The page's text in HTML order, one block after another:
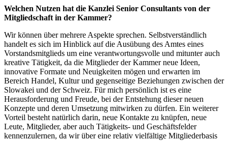
Welchen Nutzen hat die Kanzlei Senior Consultants von der
Mitgliedschaft in der Kammer?
Wir können über mehrere Aspekte sprechen. Selbstverständlich
handelt es sich im Hinblick auf die Ausübung des Amtes eines
Vorstandsmitglieds um eine verantwortungsvolle und mitunter auch
kreative Tätigkeit, da die Mitglieder der Kammer neue Ideen,
innovative Formate und Neuigkeiten mögen und erwarten im
Bereich Handel, Kultur und gegenseitige Beziehungen zwischen der
Slowakei und der Schweiz. Für mich persönlich ist es eine
Herausforderung und Freude, bei der Entstehung dieser neuen
Konzepte und deren Umsetzung mitwirken zu dürfen. Ein weiterer
Vorteil besteht natürlich darin, neue Kontakte zu knüpfen, neue
Leute, Mitglieder, aber auch Tätigkeits- und Geschäftsfelder
kennenzulernen, da wir über eine relativ vielfältige Mitgliederbasis